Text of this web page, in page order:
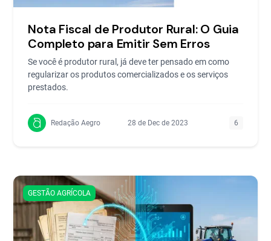
Nota Fiscal de Produtor Rural: O Guia
Completo para Emitir Sem Erros
Se você é produtor rural, já deve ter pensado em como
regularizar os produtos comercializados e os serviços
prestados.
Redação Aegro 28 de Dec de 2023 6
GESTÃO AGRÍCOLA